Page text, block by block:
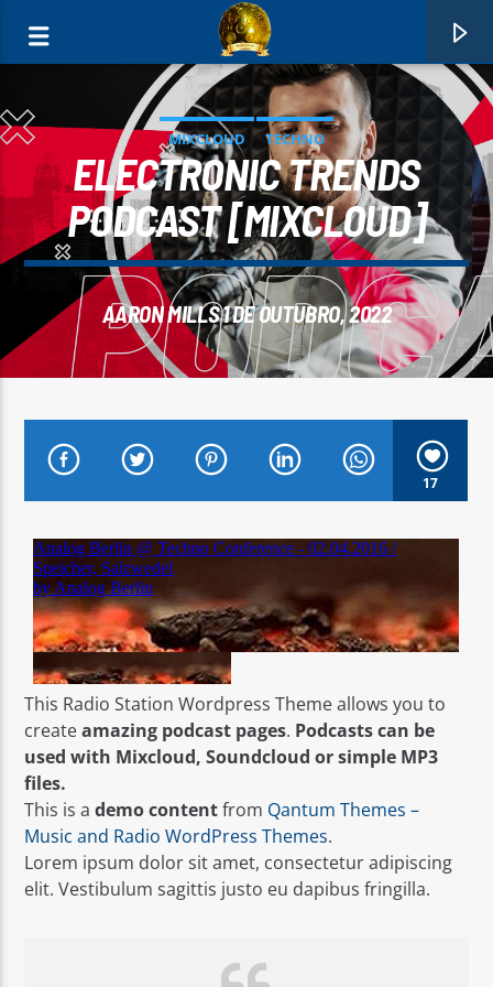
0:00
NEVES
CARLOS
ATUAL
PROG ABILIO NOVAIS
20:00 22:00
RADIO SERVER 1
MIXCLOUD TECHNO
ELECTRONIC TRENDS
PODCAST [MIXCLOUD]
AARON MILLS 1 DE OUTUBRO, 2022
17
This Radio Station Wordpress Theme allows you to
createamazing podcast pages. Podcasts can be
used with Mixcloud, Soundcloud or simple MP3
files.
This is ademo contentfrom Qantum Themes –
Music and Radio WordPress Themes.
Lorem ipsum dolor sit amet, consectetur adipiscing
elit. Vestibulum sagittis justo eu dapibus fringilla.